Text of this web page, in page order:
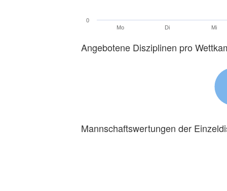
Mo Di Mi
0
Angebotene Disziplinen pro
Mannschaftswertungen der